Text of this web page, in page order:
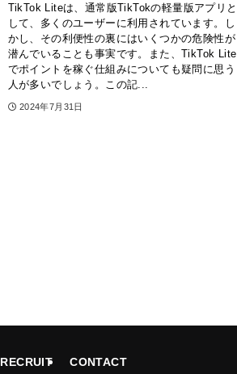
TikTok Liteは、通常版TikTokの軽量版アプリと
して、多くのユーザーに利用されています。し
かし、その利便性の裏にはいくつかの危険性が
潜んでいることも事実です。また、TikTok Lite
でポイントを稼ぐ仕組みについても疑問に思う
人が多いでしょう。この記...
2024年7月31日
RECRUIT CONTACT